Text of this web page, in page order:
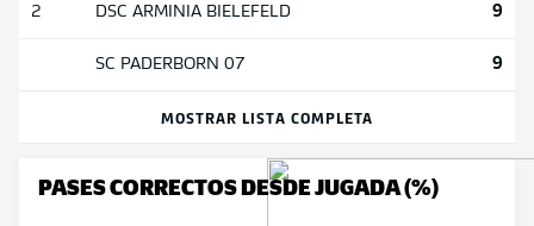
2 DSC ARMINIA BIELEFELD 9
SC PADERBORN 07 9
MOSTRAR LISTA COMPLETA
PASES CORRECTOS DESDE JUGADA (%)